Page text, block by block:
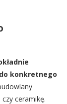
konkretnego
ceramikę.